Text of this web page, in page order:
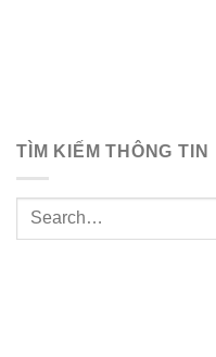
TÌM KIẾM THÔNG TIN